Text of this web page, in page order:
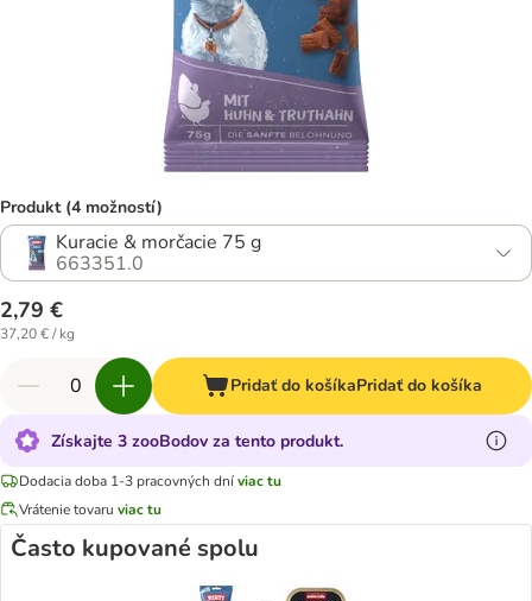
Produkt (4 možností)
Kuracie & morčacie 75 g
663351.0
2,79 €
37,20 € / kg
Pridať do košíkaPridať do košíka
Získajte 3 zooBodov za tento produkt.
Dodacia doba 1-3 pracovných dníviac tu
Vrátenie tovaru viac tu
Často kupované spolu